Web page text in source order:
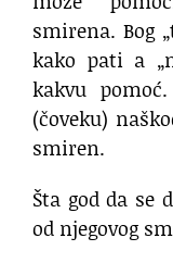
smirena. Bog
kako pati a
kakvu
(čoveku)
smiren.
Šta god da se
od njegovog